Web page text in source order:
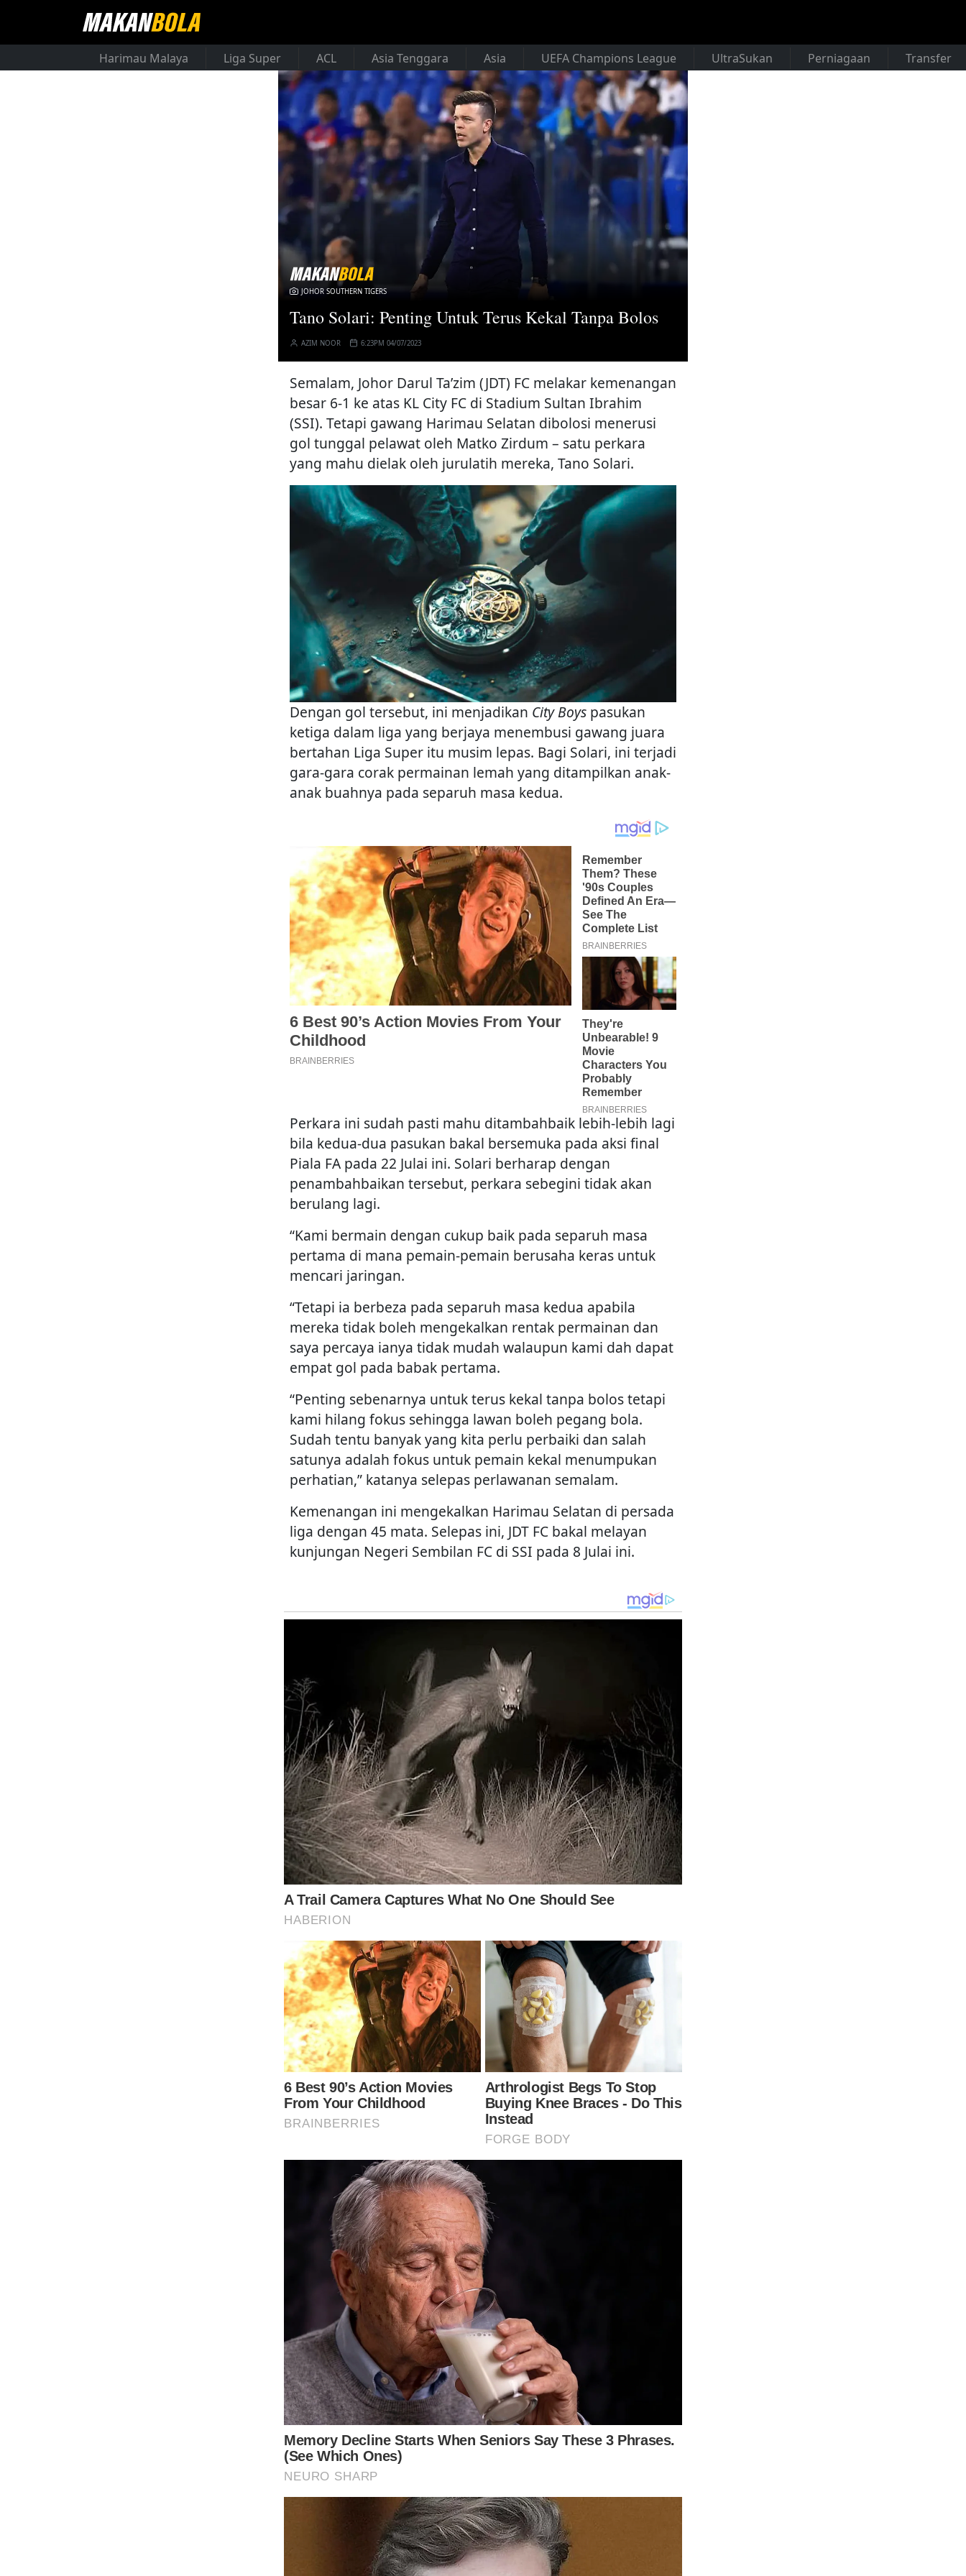
Harimau Malaya Liga Super ACL Asia Tenggara Asia UEFA Champions League UltraSukan Perniagaan Transfer
JOHOR SOUTHERN TIGERS
Tano Solari: Penting Untuk Terus Kekal Tanpa Bolos
AZIM NOOR 6:23PM 04/07/2023
Semalam, Johor Darul Ta’zim (JDT) FC melakar kemenangan
besar 6-1 ke atas KL City FC di Stadium Sultan Ibrahim
(SSI). Tetapi gawang Harimau Selatan dibolosi menerusi
gol tunggal pelawat oleh Matko Zirdum – satu perkara
yang mahu dielak oleh jurulatih mereka, Tano Solari.
Dengan gol tersebut, ini menjadikan City Boys pasukan
ketiga dalam liga yang berjaya menembusi gawang juara
bertahan Liga Super itu musim lepas. Bagi Solari, ini terjadi
gara-gara corak permainan lemah yang ditampilkan anak-
anak buahnya pada separuh masa kedua.
Perkara ini sudah pasti mahu ditambahbaik lebih-lebih lagi
bila kedua-dua pasukan bakal bersemuka pada aksi final
Piala FA pada 22 Julai ini. Solari berharap dengan
penambahbaikan tersebut, perkara sebegini tidak akan
berulang lagi.
“Kami bermain dengan cukup baik pada separuh masa
pertama di mana pemain-pemain berusaha keras untuk
mencari jaringan.
“Tetapi ia berbeza pada separuh masa kedua apabila
mereka tidak boleh mengekalkan rentak permainan dan
saya percaya ianya tidak mudah walaupun kami dah dapat
empat gol pada babak pertama.
“Penting sebenarnya untuk terus kekal tanpa bolos tetapi
kami hilang fokus sehingga lawan boleh pegang bola.
Sudah tentu banyak yang kita perlu perbaiki dan salah
satunya adalah fokus untuk pemain kekal menumpukan
perhatian,” katanya selepas perlawanan semalam.
Kemenangan ini mengekalkan Harimau Selatan di persada
liga dengan 45 mata. Selepas ini, JDT FC bakal melayan
kunjungan Negeri Sembilan FC di SSI pada 8 Julai ini.